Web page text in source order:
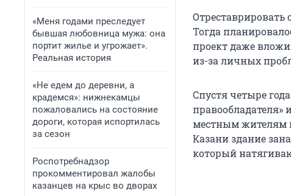
«Меня годами преследует
бывшая любовница мужа: она
портит жилье и угрожает».
Реальная история
«Не едем до деревни, а
крадемся»: нижнекамцы
пожаловались на состояние
дороги, которая испортилась
за сезон
Роспотребнадзор
прокомментировал жалобы
казанцев на крыс во дворах
строительством
организация
и табачными
миллионов
Отреставрировать
Тогда
проект даже
из-за личных
Спустя четыре
правообладателя»
местным жителям
Казани здание
который